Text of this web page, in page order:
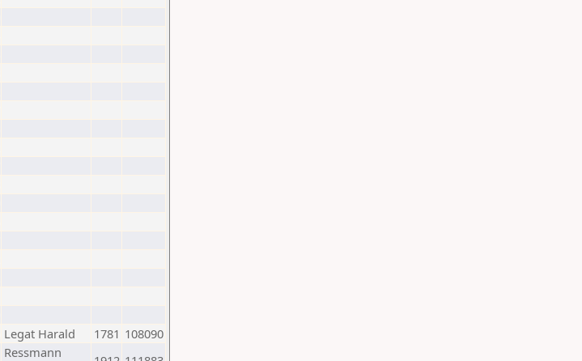
Legat Harald 1781 108090
Ressmann